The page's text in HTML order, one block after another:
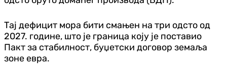
Тај дефицит мора бити смањен на три одсто од
2027. године, што је граница коју је поставио
Пакт за стабилност, буџетски договор земаља
зоне евра.